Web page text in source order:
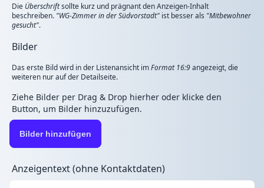
Die Überschriftsollte kurz und prägnant den Anzeigen-Inhalt
beschreiben. "WG-Zimmer in der Südvorstadt" ist besser als "Mitbewohner
gesucht".
Bilder
Das erste Bild wird in der Listenansicht imFormat 16:9angezeigt, die
weiteren nur auf der Detailseite.
Ziehe Bilder per Drag & Drop hierher oder klicke den
Button, um Bilder hinzuzufügen.
Bilder hinzufügen
Anzeigentext (ohne Kontaktdaten)